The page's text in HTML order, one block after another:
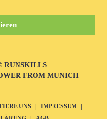
RUNSKILLS
FROM MUNICH
UNS
IMPRESSUM